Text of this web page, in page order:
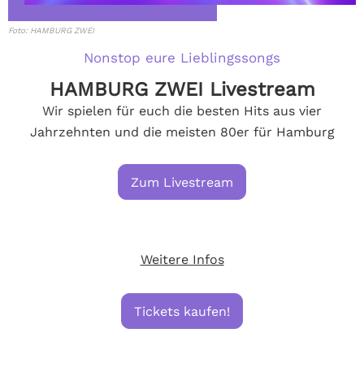
Foto: HAMBURG ZWEI
Nonstop eure Lieblingssongs
HAMBURG ZWEI Livestream
Wir spielen für euch die besten Hits aus vier
Jahrzehnten und die meisten 80er für Hamburg
Zum Livestream
Weitere Infos
Tickets kaufen!